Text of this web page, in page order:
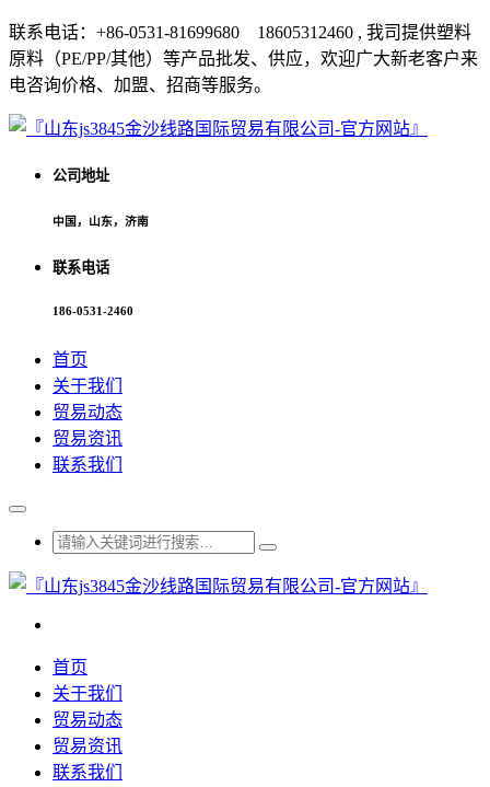
联系电话：+86-0531-81699680 18605312460 , 我司提供塑料
原料（PE/PP/其他）等产品批发、供应，欢迎广大新老客户来
电咨询价格、加盟、招商等服务。
公司地址
中国，山东，济南
联系电话
186-0531-2460
首页
关于我们
贸易动态
贸易资讯
联系我们
首页
关于我们
贸易动态
贸易资讯
联系我们